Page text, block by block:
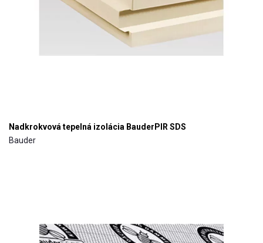
Nadkrokvová tepelná izolácia BauderPIR SDS
Bauder